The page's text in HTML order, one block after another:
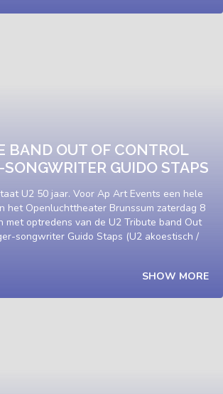
BAND OUT OF CONTROL
SONGWRITER GUIDO STAPS
U2 50 jaar. Voor Ap Art Events een hele
het Openluchttheater Brunssum zaterdag 8
met optredens van de U2 Tribute band Out
songwriter Guido Staps (U2 akoestisch /
SHOW MORE